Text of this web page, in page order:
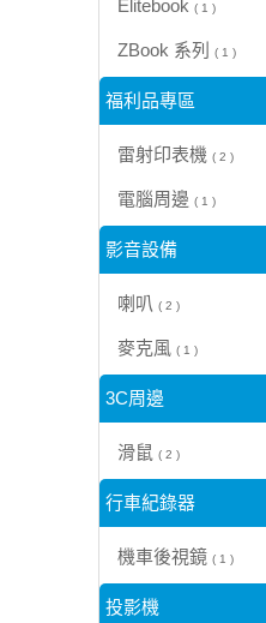
Elitebook ( 1 )
ZBook 系列 ( 1 )
福利品專區
雷射印表機 ( 2 )
電腦周邊 ( 1 )
影音設備
喇叭 ( 2 )
麥克風 ( 1 )
3C周邊
滑鼠 ( 2 )
行車紀錄器
機車後視鏡 ( 1 )
投影機